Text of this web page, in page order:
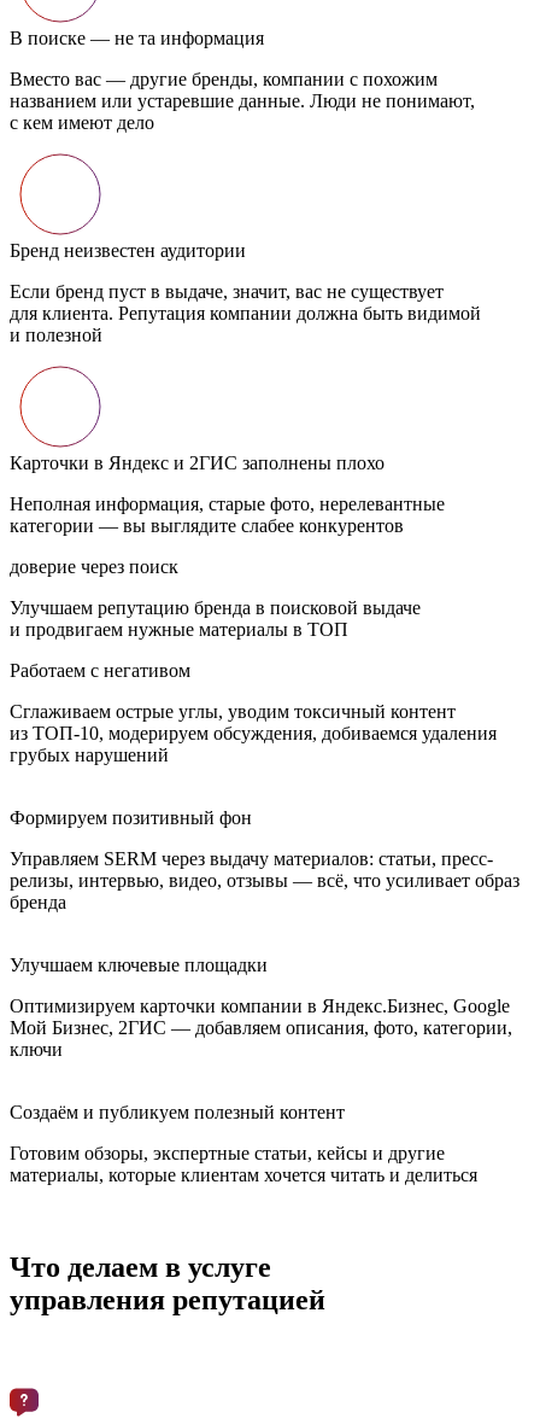
В поиске — не та информация
Вместо вас — другие бренды, компании с похожим
названием или устаревшие данные. Люди не понимают,
с кем имеют дело
Бренд неизвестен аудитории
Если бренд пуст в выдаче, значит, вас не существует
для клиента. Репутация компании должна быть видимой
и полезной
Карточки в Яндекс и 2ГИС заполнены плохо
Неполная информация, старые фото, нерелевантные
категории — вы выглядите слабее конкурентов
доверие через поиск
Улучшаем репутацию бренда в поисковой выдаче
и продвигаем нужные материалы в ТОП
Работаем с негативом
Сглаживаем острые углы, уводим токсичный контент
из ТОП-10, модерируем обсуждения, добиваемся удаления
грубых нарушений
Формируем позитивный фон
Управляем SERM через выдачу материалов: статьи, пресс-
релизы, интервью, видео, отзывы — всё, что усиливает образ
бренда
Улучшаем ключевые площадки
Оптимизируем карточки компании в Яндекс.Бизнес, Google
Мой Бизнес, 2ГИС — добавляем описания, фото, категории,
ключи
Создаём и публикуем полезный контент
Готовим обзоры, экспертные статьи, кейсы и другие
материалы, которые клиентам хочется читать и делиться
Что делаем в услуге
управления репутацией